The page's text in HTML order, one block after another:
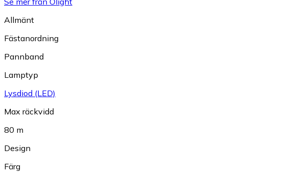
Allmänt
Fästanordning
Pannband
Lamptyp
Lysdiod (LED)
Max räckvidd
80 m
Design
Färg